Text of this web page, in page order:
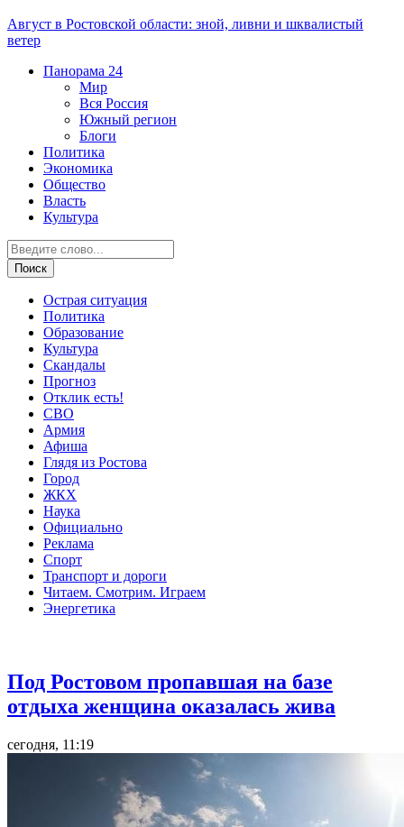
Август в Ростовской области: зной, ливни и шквалистый
ветер
Панорама 24
Мир
Вся Россия
Южный регион
Блоги
Политика
Экономика
Общество
Власть
Культура
Острая ситуация
Политика
Образование
Культура
Скандалы
Прогноз
Отклик есть!
СВО
Армия
Афиша
Глядя из Ростова
Город
ЖКХ
Наука
Официально
Реклама
Спорт
Транспорт и дороги
Читаем. Смотрим. Играем
Энергетика
Под Ростовом пропавшая на базе
отдыха женщина оказалась жива
сегодня, 11:19